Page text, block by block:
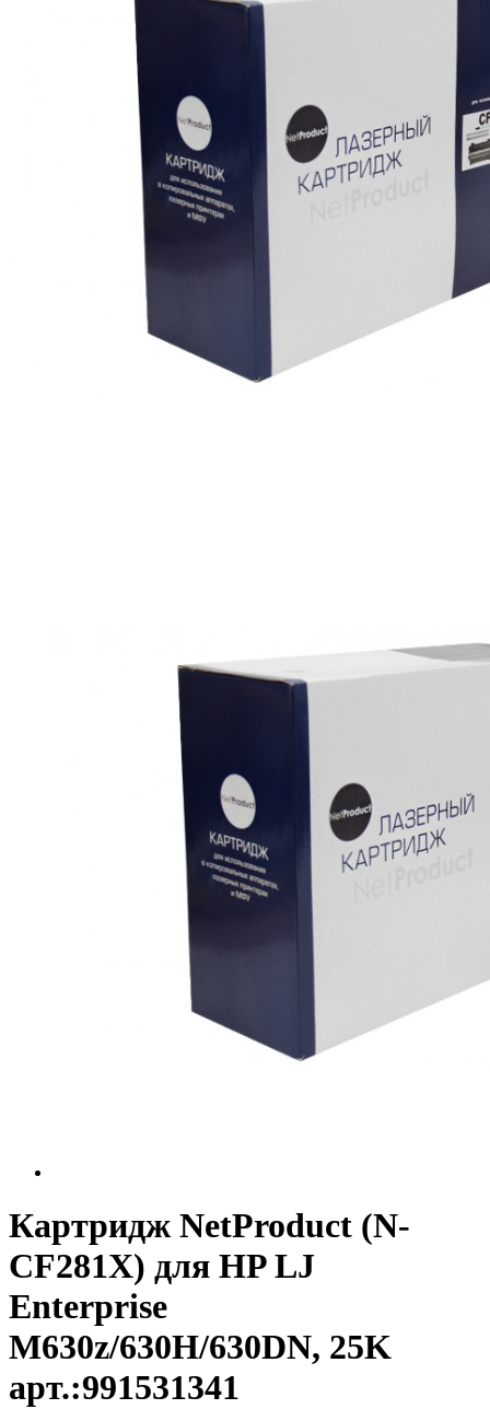
Картридж NetProduct (N-
CF281X) для HP LJ
Enterprise
M630z/630H/630DN, 25K
арт.:991531341